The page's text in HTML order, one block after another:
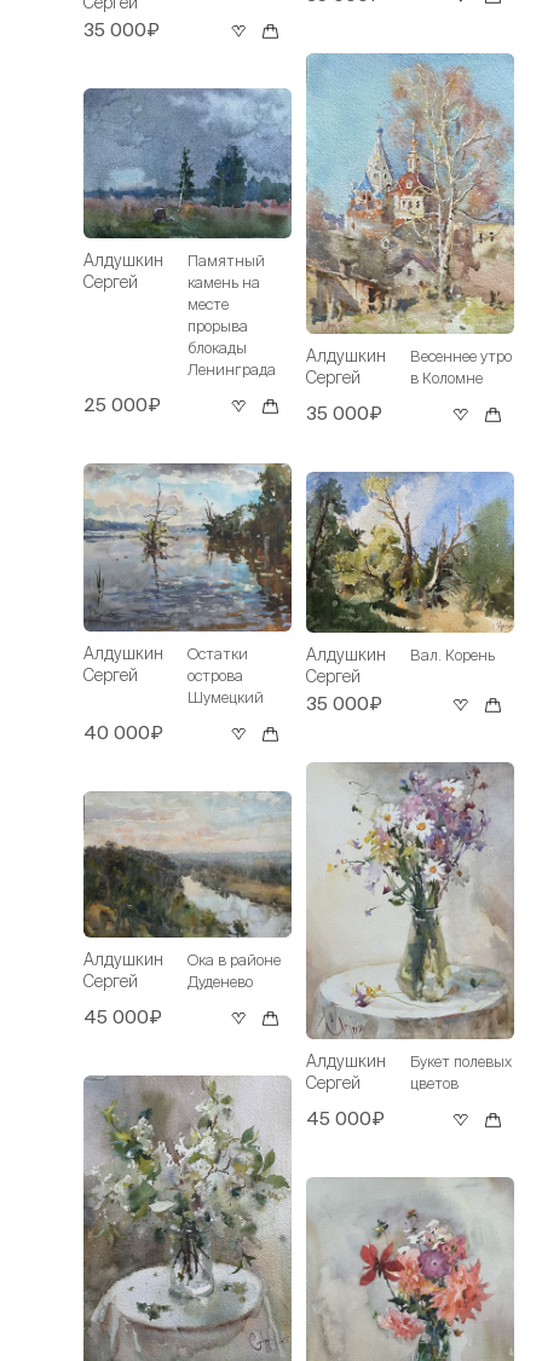
35 000₽
Алдушкин
Сергей
Памятный
камень на
месте
прорыва
блокады
Ленинграда
25 000₽
Алдушкин
Сергей
Остатки
острова
Шумецкий
40 000₽
Алдушкин
Сергей
Ока в районе
Дуденево
45 000₽
Алдушкин
Сергей
Весеннее утро
в Коломне
35 000₽
Алдушкин
Сергей
Вал. Корень
35 000₽
Алдушкин
Сергей
Букет полевых
цветов
45 000₽